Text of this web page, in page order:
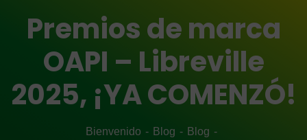
Premios de marca
OAPI – Libreville
2025, ¡YA COMENZÓ!
Bienvenido Blog
Blog